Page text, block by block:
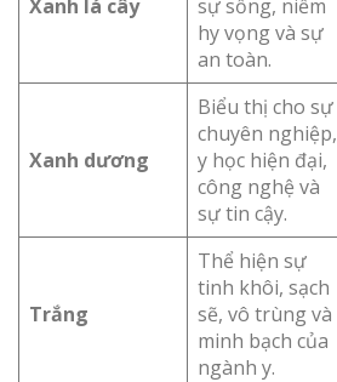
Xanh lá cây
sự sống, niềm
hy vọng và sự
an toàn.
Xanh dương
Biểu thị cho sự
chuyên nghiệp,
y học hiện đại,
công nghệ và
sự tin cậy.
Trắng
Thể hiện sự
tinh khôi, sạch
sẽ, vô trùng và
minh bạch của
ngành y.